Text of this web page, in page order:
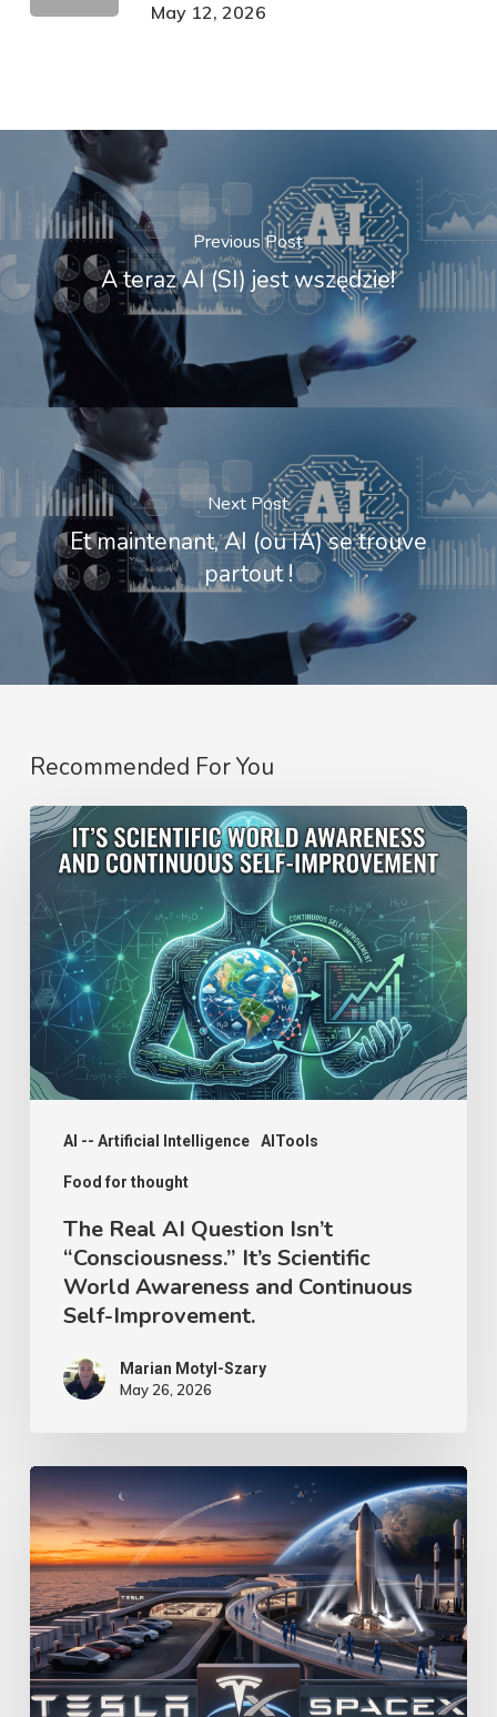
May 12, 2026
Previous Post
A teraz AI (SI) jest wszędzie!
Next Post
Et maintenant, AI (ou IA) se trouve
partout !
Recommended For You
AI -- Artificial Intelligence AITools
Food for thought
The
Real
AI
Question
Isn’t
“Consciousness.”
It’s
Scientific
World
Awareness
Self-
Improvement.
The Real AI Question Isn’t
“Consciousness.” It’s Scientific
World Awareness and Continuous
Self-Improvement.
Marian Motyl-Szary
May 26, 2026
Tesla
and
SpaceXAI
–
How
Likely
Is